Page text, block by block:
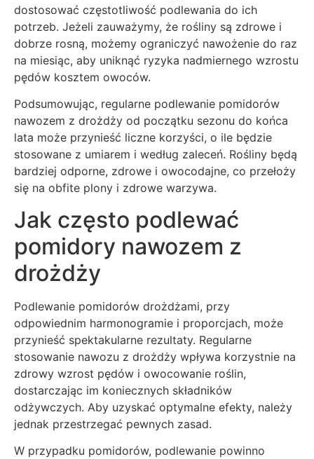
dostosować częstotliwość podlewania do ich
potrzeb. Jeżeli zauważymy, że rośliny są zdrowe i
dobrze rosną, możemy ograniczyć nawożenie do raz
na miesiąc, aby uniknąć ryzyka nadmiernego wzrostu
pędów kosztem owoców.
Podsumowując, regularne podlewanie pomidorów
nawozem z drożdży od początku sezonu do końca
lata może przynieść liczne korzyści, o ile będzie
stosowane z umiarem i według zaleceń. Rośliny będą
bardziej odporne, zdrowe i owocodajne, co przełoży
się na obfite plony i zdrowe warzywa.
Jak często podlewać
pomidory nawozem z
drożdży
Podlewanie pomidorów drożdżami, przy
odpowiednim harmonogramie i proporcjach, może
przynieść spektakularne rezultaty. Regularne
stosowanie nawozu z drożdży wpływa korzystnie na
zdrowy wzrost pędów i owocowanie roślin,
dostarczając im koniecznych składników
odżywczych. Aby uzyskać optymalne efekty, należy
jednak przestrzegać pewnych zasad.
W przypadku pomidorów, podlewanie powinno